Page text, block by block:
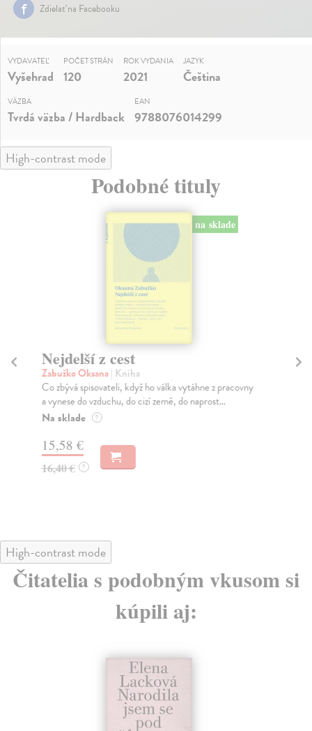
Zdielať na Facebooku
VYDAVATEĽ
Vyšehrad
POČET STRÁN
120
ROK VYDANIA
2021
JAZYK
Čeština
VÄZBA
Tvrdá väzba / Hardback
EAN
9788076014299
High-contrast mode
Podobné tituly
na sklade
Nejdelší z cest
Zabužko Oksana| Kniha
Co zbývá spisovateli, když ho válka vytáhne z pracovny
a vynese do vzduchu, do cizí země, do naprost...
Na sklade ?
15,58 €
16,40 € ?
High-contrast mode
Čitatelia s podobným vkusom si
kúpili aj: